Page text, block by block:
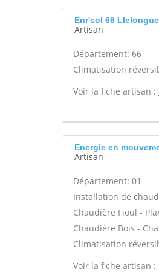
Enr'sol 66
Artisan
Département: 66
Climatisation
Voir la fiche artisan :
Energie en
Artisan
Département: 01
Installation de
Chaudière Fioul -
Chaudière Bois -
Climatisation
Voir la fiche artisan :